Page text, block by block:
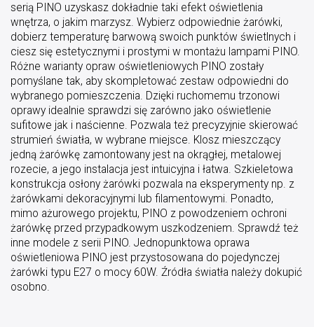
serią PINO uzyskasz dokładnie taki efekt oświetlenia
wnętrza, o jakim marzysz. Wybierz odpowiednie żarówki,
dobierz temperaturę barwową swoich punktów świetlnych i
ciesz się estetycznymi i prostymi w montażu lampami PINO.
Różne warianty opraw oświetleniowych PINO zostały
pomyślane tak, aby skompletować zestaw odpowiedni do
wybranego pomieszczenia. Dzięki ruchomemu trzonowi
oprawy idealnie sprawdzi się zarówno jako oświetlenie
sufitowe jak i naścienne. Pozwala też precyzyjnie skierować
strumień światła, w wybrane miejsce. Klosz mieszczący
jedną żarówkę zamontowany jest na okrągłej, metalowej
rozecie, a jego instalacja jest intuicyjna i łatwa. Szkieletowa
konstrukcja osłony żarówki pozwala na eksperymenty np. z
żarówkami dekoracyjnymi lub filamentowymi. Ponadto,
mimo ażurowego projektu, PINO z powodzeniem ochroni
żarówkę przed przypadkowym uszkodzeniem. Sprawdź też
inne modele z serii PINO. Jednopunktowa oprawa
oświetleniowa PINO jest przystosowana do pojedynczej
żarówki typu E27 o mocy 60W. Źródła światła należy dokupić
osobno.